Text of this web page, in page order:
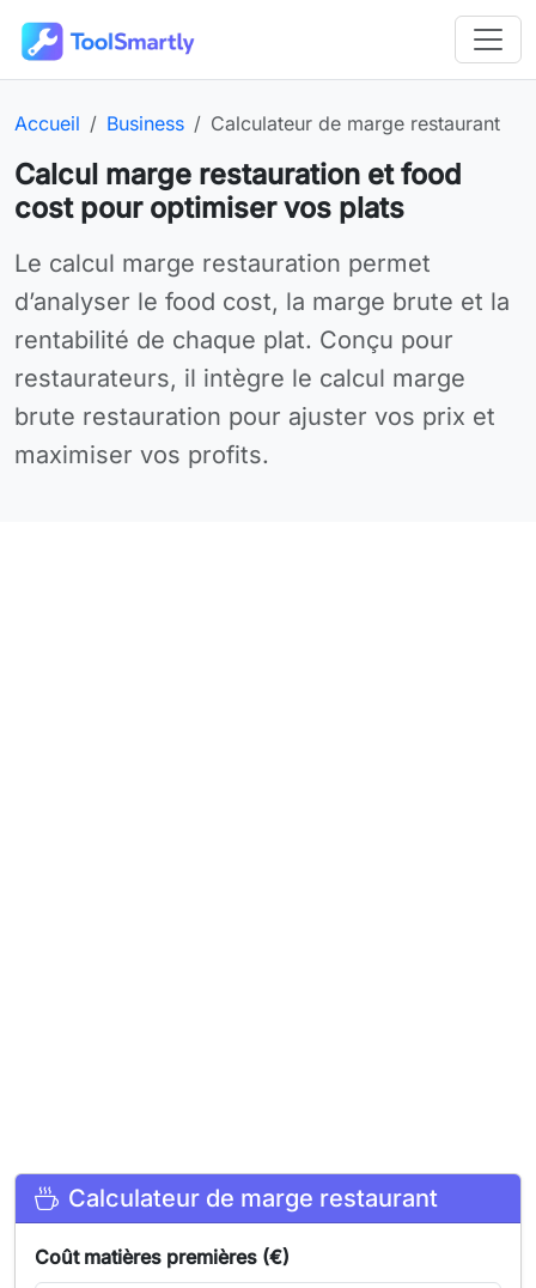
Outils en ligne gratuits ToolSmartly
Page d’accueil :
Accueil Catégorie :
Business Outil en ligne :
Calculateur de marge restaurant
Calcul marge restauration et food
cost pour optimiser vos plats
Utilisez Calculateur de marge restaurant gratuitement en
Le calcul marge restauration permet
d’analyser le food cost, la marge brute et la
rentabilité de chaque plat. Conçu pour
restaurateurs, il intègre le calcul marge
brute restauration pour ajuster vos prix et
maximiser vos profits.
Calculateur de marge restaurant
Coût matières premières (€)